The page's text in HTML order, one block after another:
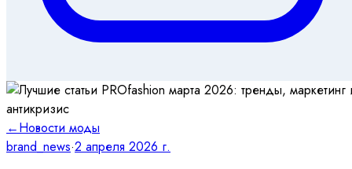
←Новости моды
brand_news·2 апреля 2026 г.